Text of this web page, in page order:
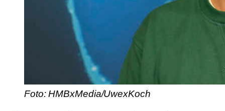
Foto: HMBxMedia/UwexKoch